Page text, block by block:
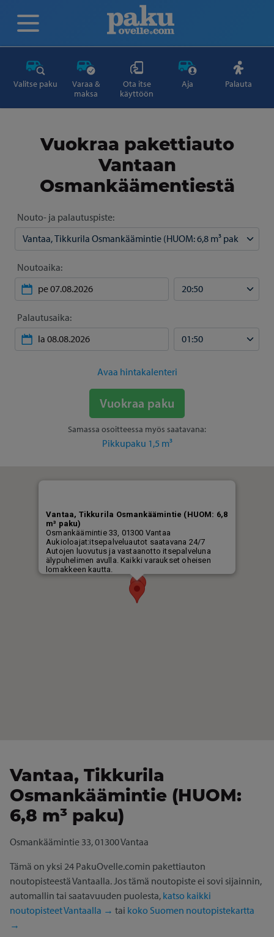
Valitse paku
Varaa &
maksa
Ota itse
käyttöön
Aja Palauta
Vuokraa pakettiauto
Vantaan
Osmankäämentiestä
Nouto- ja palautuspiste:
Noutoaika:
Palautusaika:
Avaa hintakalenteri
Vuokraa paku
Samassa osoitteessa myös saatavana:
Pikkupaku 1,5 m³
Vantaa, Tikkurila
Osmankäämintie (HUOM:
6,8 m³ paku)
Osmankäämintie 33, 01300 Vantaa
Tämä on yksi 24 PakuOvelle.comin pakettiauton
noutopisteestä Vantaalla. Jos tämä noutopiste ei sovi sijainnin,
automallin tai saatavuuden puolesta, katso kaikki
noutopisteet Vantaalla → tai koko Suomen noutopistekartta
→